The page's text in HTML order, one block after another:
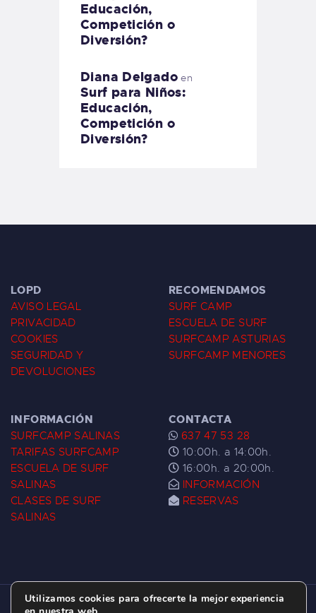
Educación,
Competición o
Diversión?
Diana Delgadoen
Surf para Niños:
Educación,
Competición o
Diversión?
LOPD
AVISO LEGAL
PRIVACIDAD
COOKIES
SEGURIDAD Y
DEVOLUCIONES
RECOMENDAMOS
SURF CAMP
ESCUELA DE SURF
SURFCAMP ASTURIAS
SURFCAMP MENORES
INFORMACIÓN
SURFCAMP SALINAS
TARIFAS SURFCAMP
ESCUELA DE SURF
SALINAS
CLASES DE SURF
SALINAS
CONTACTA
637 47 53 28
10:00h. a 14:00h.
16:00h. a 20:00h.
INFORMACIÓN
RESERVAS
ESCUELA DE SURF LAS DUNAS © 2026.
Utilizamos cookies para ofrecerte la mejor experiencia